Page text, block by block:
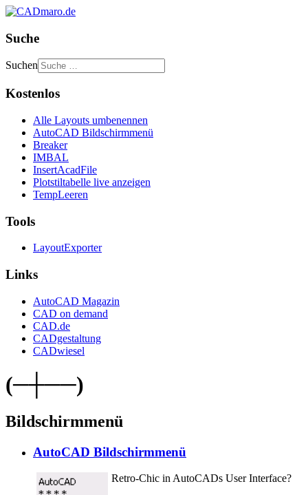
Suche
Suchen
Kostenlos
Alle Layouts umbenennen
AutoCAD Bildschirmmenü
Breaker
IMBAL
InsertAcadFile
Plotstiltabelle live anzeigen
TempLeeren
Tools
LayoutExporter
Links
AutoCAD Magazin
CAD on demand
CAD.de
CADgestaltung
CADwiesel
(─┼──)
Bildschirmmenü
AutoCAD Bildschirmmenü
Retro-Chic in AutoCADs User Interface?